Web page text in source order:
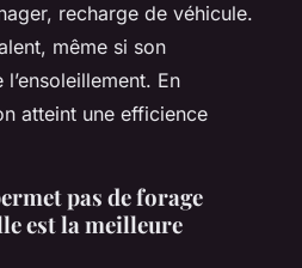
recharge de véhicule.
même si son
En
atteint une efficience
pas de forage
est la meilleure